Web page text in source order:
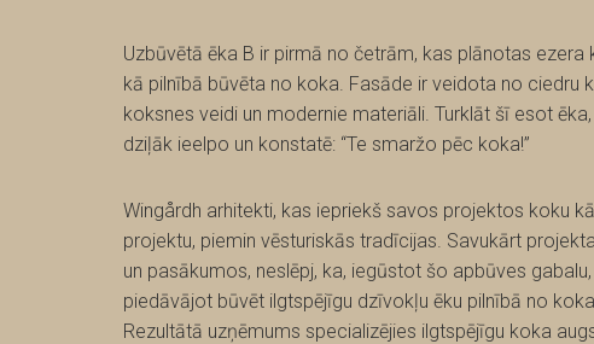
Uzbūvētā ēka B ir pirmā no četrām, kas plānotas
kā pilnībā būvēta no koka. Fasāde ir veidota no ciedru
koksnes veidi un modernie materiāli. Turklāt šī esot
dziļāk ieelpo un konstatē: “Te smaržo pēc koka!”
Wingårdh arhitekti, kas iepriekš savos projektos koku
projektu, piemin vēsturiskās tradīcijas. Savukārt
un pasākumos, neslēpj, ka, iegūstot šo apbūves
piedāvājot būvēt ilgtspējīgu dzīvokļu ēku pilnībā no
Rezultātā uzņēmums specializējies ilgtspējīgu koka